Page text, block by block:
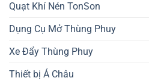
Quạt Khí Nén TonSon
Dụng Cụ Mở Thùng Phuy
Xe Đẩy Thùng Phuy
Thiết bị Á Châu